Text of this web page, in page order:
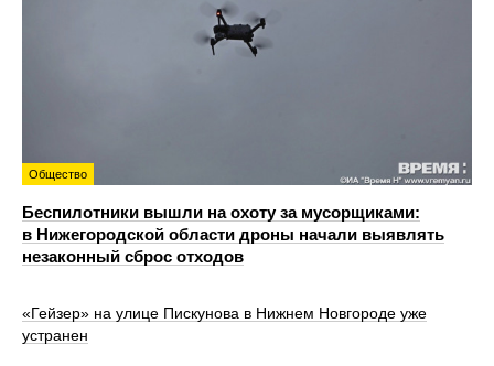
Общество
Беспилотники вышли на охоту за мусорщиками:
в Нижегородской области дроны начали выявлять
незаконный сброс отходов
«Гейзер» на улице Пискунова в Нижнем Новгороде уже
устранен